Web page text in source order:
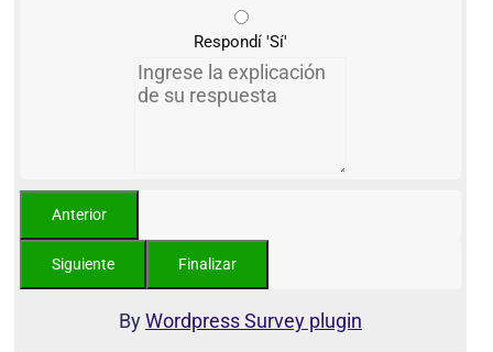
Respondí 'Sí'
ByWordpress Survey plugin